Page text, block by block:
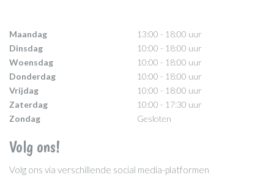
Maandag
13:00 - 18:00 uur
Dinsdag
10:00 - 18:00 uur
Woensdag
10:00 - 18:00 uur
Donderdag
10:00 - 18:00 uur
Vrijdag
10:00 - 18:00 uur
Zaterdag
10:00 - 17:30 uur
Zondag
Gesloten
Volg ons!
Volg ons via verschillende social media-platformen